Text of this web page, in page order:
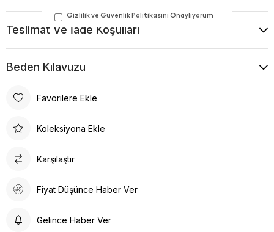
Teslimat Ve İade Koşulları
Beden Kılavuzu
Favorilere Ekle
Koleksiyona Ekle
Karşılaştır
Fiyat Düşünce Haber Ver
Gelince Haber Ver